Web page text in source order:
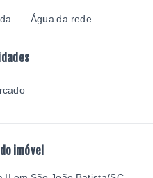
Água da rede
imóvel